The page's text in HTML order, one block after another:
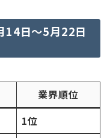
14日〜5月22日
業界順位
1位